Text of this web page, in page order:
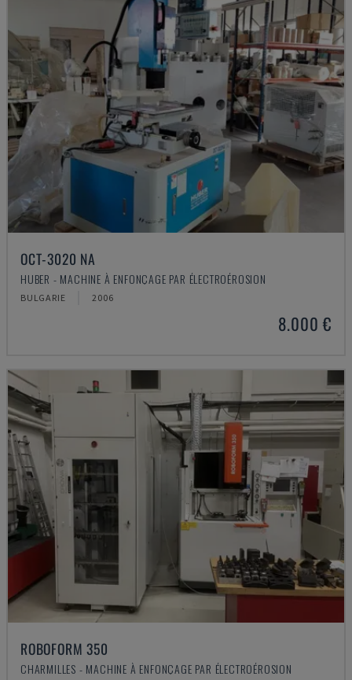
OCT-3020 NA
HUBER - MACHINE À ENFONÇAGE PAR ÉLECTROÉROSION
BULGARIE 2006
8.000 €
ROBOFORM 350
CHARMILLES - MACHINE À ENFONÇAGE PAR ÉLECTROÉROSION